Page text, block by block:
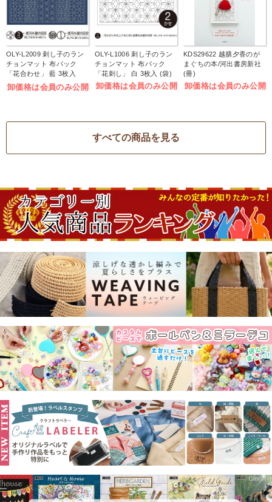
OLY-L2009 刺し子のラン
チョンマット 布パック
「花合わせ」 藍 3枚入
(袋)
卸価格は会員のみ公開
OLY-L1006 刺し子のラン
チョンマット 布パック
「花刺し」 白 3枚入 (袋)
卸価格は会員のみ公開
KDS29622 越膳夕香のが
まぐちの本/河出書房新社
(冊)
卸価格は会員のみ公開
すべての商品を見る